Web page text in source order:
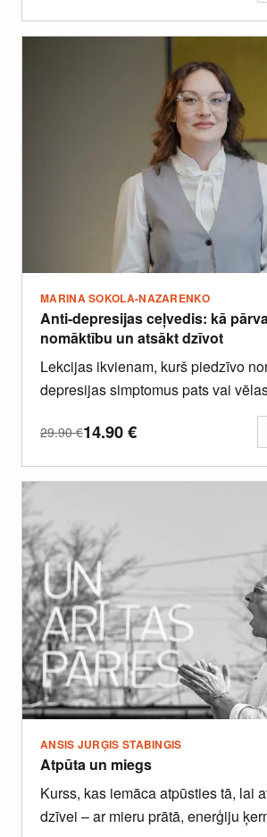
MARINA SOKOLA-NAZARENKO
Anti-depresijas ceļvedis: kā
nomāktību un atsākt dzīvot
Lekcijas ikvienam, kurš piedzīvo
depresijas simptomus pats vai
29.90€14.90€
ANSIS JURĢIS STABINGIS
Atpūta un miegs
Kurss, kas iemāca atpūsties tā, lai
dzīvei – ar mieru prātā, enerģiju